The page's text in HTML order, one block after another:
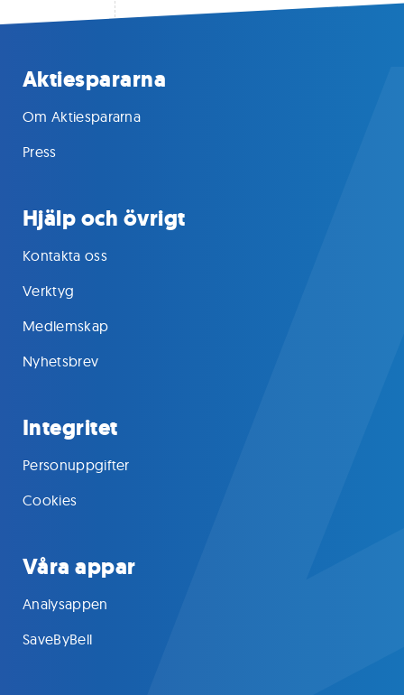
Aktiespararna
Om Aktiespararna
Press
Hjälp och övrigt
Kontakta oss
Verktyg
Medlemskap
Nyhetsbrev
Integritet
Personuppgifter
Cookies
Våra appar
Analysappen
SaveByBell